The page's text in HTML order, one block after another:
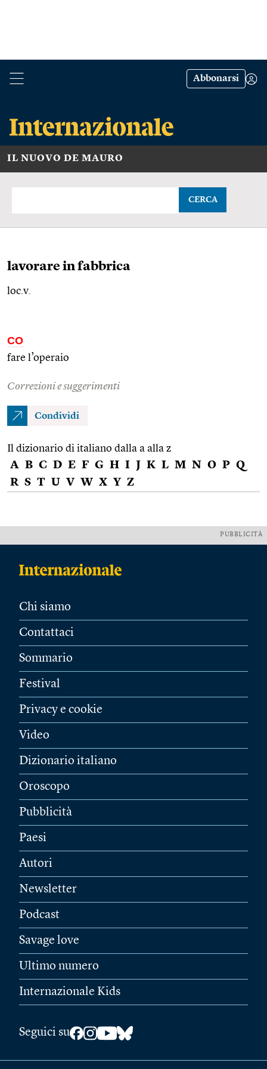
Abbonarsi
IL NUOVO DE MAURO
CERCA
lavorare in fabbrica
loc.v.
CO
fare l’operaio
Correzioni e suggerimenti
Condividi
Il dizionario di italiano dalla a alla z
A B C D E F G H I J K L M N O P Q
R S T U V W X Y Z
PUBBLICITÀ
Chi siamo
Contattaci
Sommario
Festival
Privacy e cookie
Video
Dizionario italiano
Oroscopo
Pubblicità
Paesi
Autori
Newsletter
Podcast
Savage love
Ultimo numero
Internazionale Kids
Seguici su